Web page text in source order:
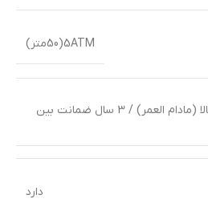
5ATM(50متر)
ضمانت اصالت کالا (مادام العمر) / 3 سال ضمانت بین
دارد